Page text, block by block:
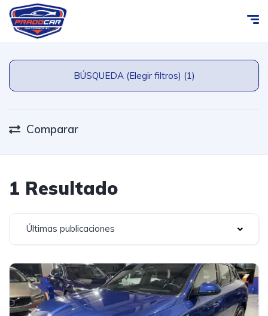
BÚSQUEDA (Elegir filtros) (1)
Comparar
1 Resultado
Últimas publicaciones